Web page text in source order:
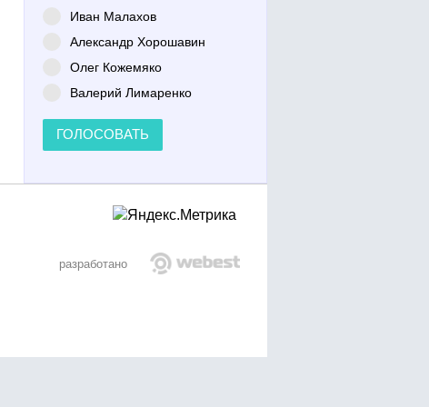
Иван Малахов
Александр Хорошавин
Олег Кожемяко
Валерий Лимаренко
ГОЛОСОВАТЬ
разработано